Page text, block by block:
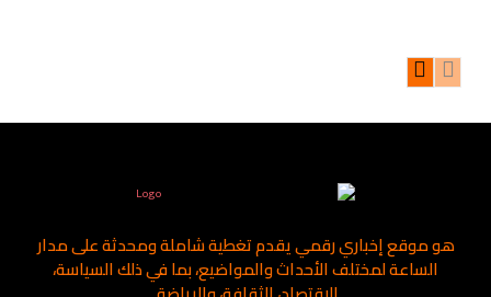
هو موقع إخباري رقمي يقدم تغطية شاملة ومحدثة على مدار
الساعة لمختلف الأحداث والمواضيع، بما في ذلك السياسة،